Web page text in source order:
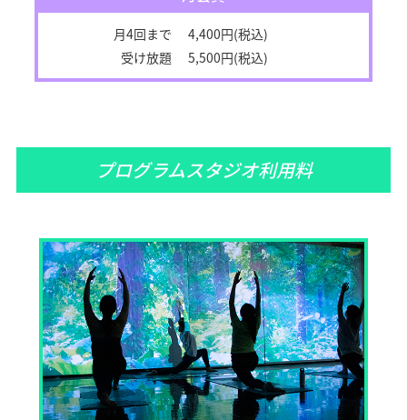
月4回まで
4,400円(税込)
受け放題
5,500円(税込)
プログラムスタジオ利用料